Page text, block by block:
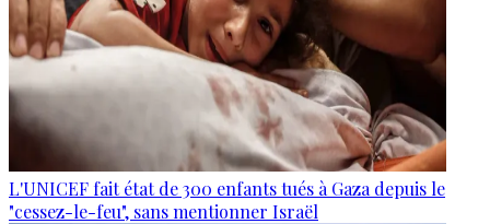
L'UNICEF fait état de 300 enfants tués à Gaza depuis le
"cessez-le-feu", sans mentionner Israël